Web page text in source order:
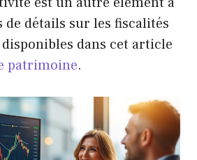
de détails sur les fiscalités
dans cet article
patrimoine.